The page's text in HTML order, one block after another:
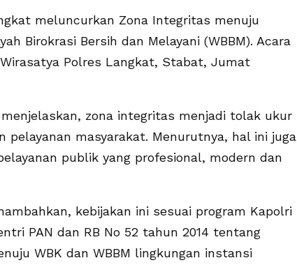
meluncurkan Zona Integritas menuju
Birokrasi Bersih dan Melayani (WBBM). Acara
Polres Langkat, Stabat, Jumat
zona integritas menjadi tolak ukur
pelayanan masyarakat. Menurutnya, hal ini juga
publik yang profesional, modern dan
kebijakan ini sesuai program Kapolri
PAN dan RB No 52 tahun 2014 tentang
WBK dan WBBM lingkungan instansi